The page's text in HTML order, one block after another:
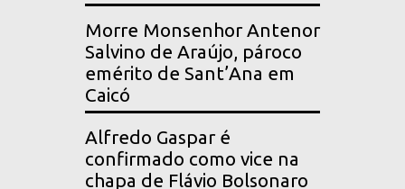
Morre Monsenhor Antenor
Salvino de Araújo, pároco
emérito de Sant’Ana em
Caicó
Alfredo Gaspar é
confirmado como vice na
chapa de Flávio Bolsonaro